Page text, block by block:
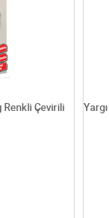
Renkli Çevirili